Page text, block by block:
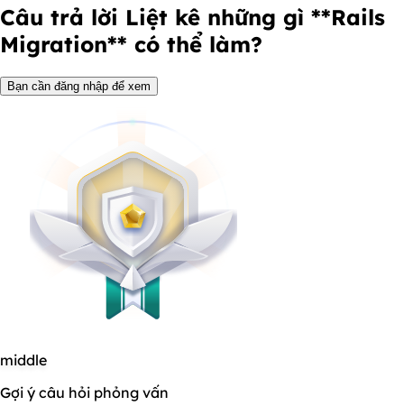
Câu trả lời Liệt kê những gì **Rails
Migration** có thể làm?
Bạn cần đăng nhập để xem
middle
Gợi ý câu hỏi phỏng vấn